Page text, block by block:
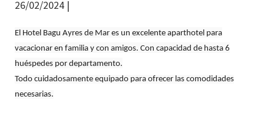
26/02/2024 |
El Hotel Bagu Ayres de Mar es un excelente aparthotel para
vacacionar en familia y con amigos. Con capacidad de hasta 6
huéspedes por departamento.
Todo cuidadosamente equipado para ofrecer las comodidades
necesarias.